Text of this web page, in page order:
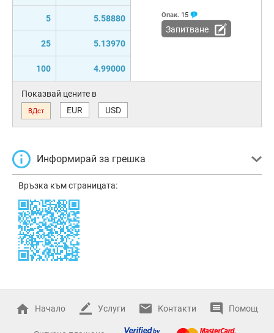
5 5.58880
25 5.13970
100 4.99000
Опак. 15
Запитване
Показвай цените в
ВДст EUR USD
Информирай за грешка
Връзка към страницата:
Начало Услуги Контакти Помощ